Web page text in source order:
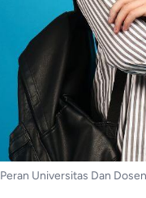
Peran Universitas Dan